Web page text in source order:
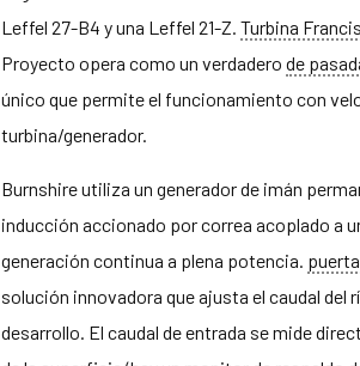
Leffel 27-B4 y una Leffel 21-Z. Turbina Francis
Proyecto opera como un verdadero de
único que permite el funcionamiento con
turbina/generador.
Burnshire utiliza un generador de imán
inducción accionado por correa acoplado a
generación continua a plena potencia.
solución innovadora que ajusta el caudal
desarrollo. El caudal de entrada se mide